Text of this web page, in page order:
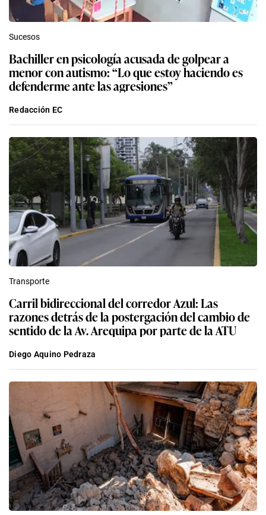
Sucesos
Bachiller en psicología acusada de golpear a
menor con autismo: “Lo que estoy haciendo es
defenderme ante las agresiones”
Redacción EC
Transporte
Carril bidireccional del corredor Azul: Las
razones detrás de la postergación del cambio de
sentido de la Av. Arequipa por parte de la ATU
Diego Aquino Pedraza